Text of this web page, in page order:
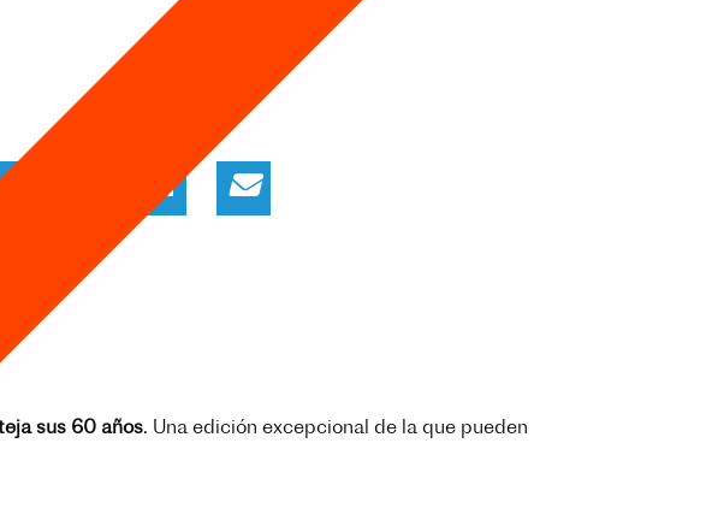
sus 60 años. Una edición excepcional de la que pueden